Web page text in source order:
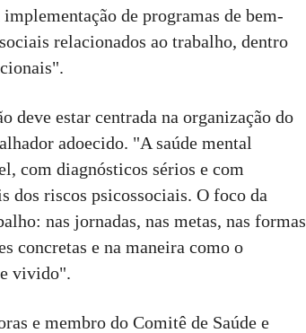
de programas de bem-
relacionados ao trabalho, dentro
deve estar centrada na organização do
adoecido. "A saúde mental
com diagnósticos sérios e com
dos riscos psicossociais. O foco da
nas jornadas, nas metas, nas formas
concretas e na maneira como o
vivido".
e membro do Comitê de Saúde e